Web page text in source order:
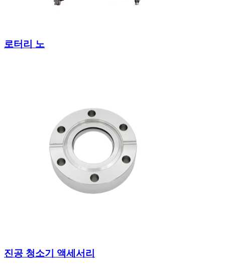
로터리 노
진공 청소기 액세서리